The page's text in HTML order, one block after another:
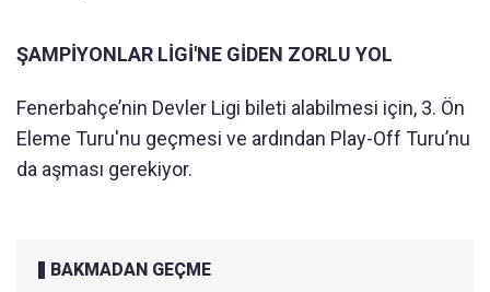
ŞAMPİYONLAR LİGİ'NE GİDEN ZORLU YOL
Fenerbahçe’nin Devler Ligi bileti alabilmesi için, 3. Ön
Eleme Turu'nu geçmesi ve ardından Play-Off Turu’nu
da aşması gerekiyor.
BAKMADAN GEÇME